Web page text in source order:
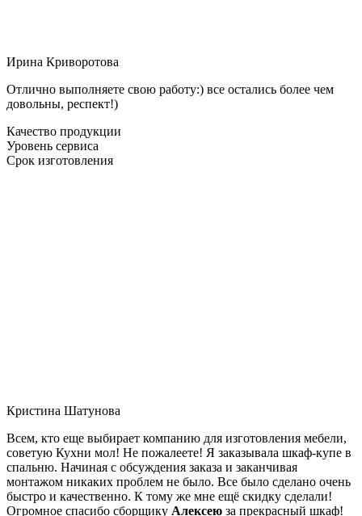
Ирина Криворотова
Отлично выполняете свою работу:) все остались более чем
довольны, респект!)
Качество продукции
Уровень сервиса
Срок изготовления
Кристина Шатунова
Всем, кто еще выбирает компанию для изготовления мебели,
советую Кухни мол! Не пожалеете! Я заказывала шкаф-купе в
спальню. Начиная с обсуждения заказа и заканчивая
монтажом никаких проблем не было. Все было сделано очень
быстро и качественно. К тому же мне ещё скидку сделали!
Огромное спасибо сборщику Алексею за прекрасный шкаф!